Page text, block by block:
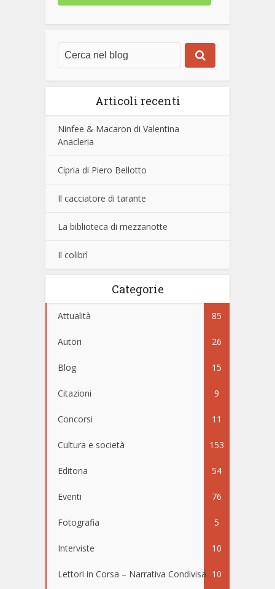
Articoli recenti
Ninfee & Macaron di Valentina
Anacleria
Cipria di Piero Bellotto
Il cacciatore di tarante
La biblioteca di mezzanotte
Il colibrì
Categorie
Attualità 85
Autori 26
Blog 15
Citazioni 9
Concorsi 11
Cultura e società 153
Editoria 54
Eventi 76
Fotografia 5
Interviste 10
Lettori in Corsa – Narrativa Condivisa 10